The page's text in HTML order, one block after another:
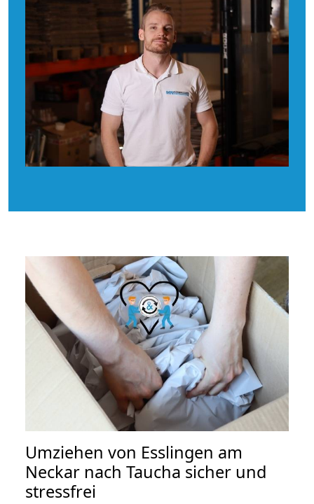
Umziehen von Esslingen am
Neckar nach Taucha sicher und
stressfrei